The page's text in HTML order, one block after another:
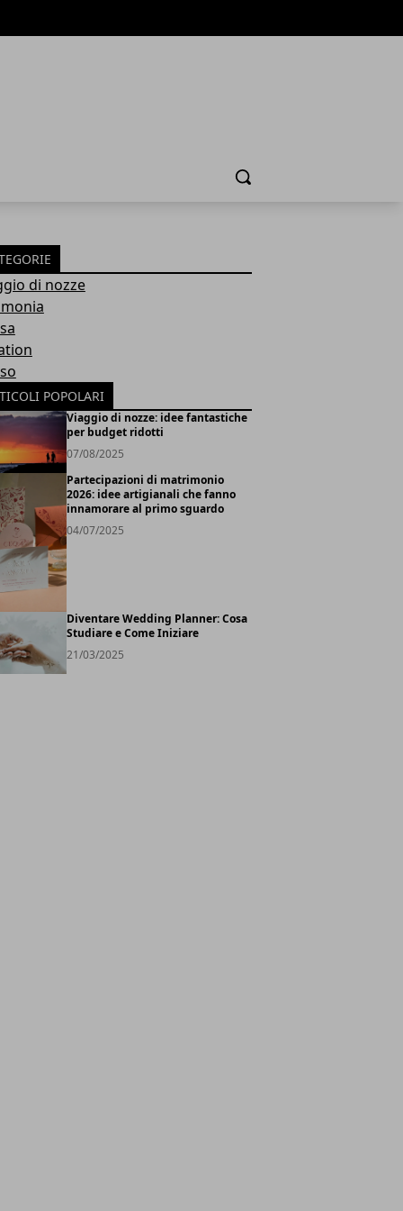
Cerca
di nozze
POPOLARI
Viaggio di nozze: idee fantastiche
per budget ridotti
07/08/2025
Partecipazioni di matrimonio
2026: idee artigianali che fanno
innamorare al primo sguardo
04/07/2025
Diventare Wedding Planner: Cosa
Studiare e Come Iniziare
21/03/2025